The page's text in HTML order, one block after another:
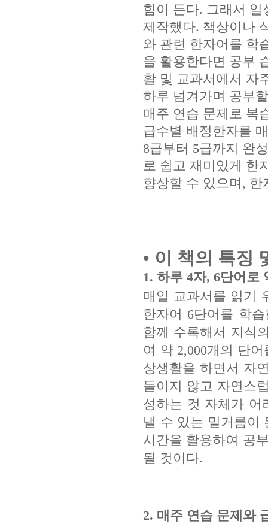
힘이 든다. 그래서 일
제작했다. 책상이나
와 관련 한자어를 학
을 활용한다면 공부
활 및 교과서에서 자
하루 넘겨가며 공부
매주 연습 문제로 복
급수별 배정한자를
8급부터 5급까지 완
로 쉽고 재미있게 한
향상할 수 있으며 , 한
• 이 책의 특징
1. 하루 4자, 6단어로
매일 교과서를 읽기
한자어 6단어를 학
함께 수록해서 지식
여 약 2,000개의 단
상생활을 하면서 자
들이지 않고 자연스
성하는 것 자체가 어
낼 수 있는 밑거름이
시간을 활용하여 공
될 것이다.
2. 매주 연습 문제와